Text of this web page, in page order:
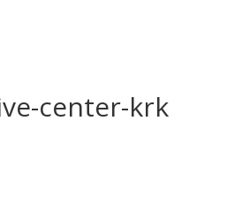
center-krk